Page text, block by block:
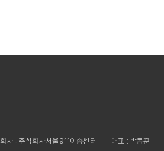
회사 : 주식회사서울911이송센터 대표 : 박동훈